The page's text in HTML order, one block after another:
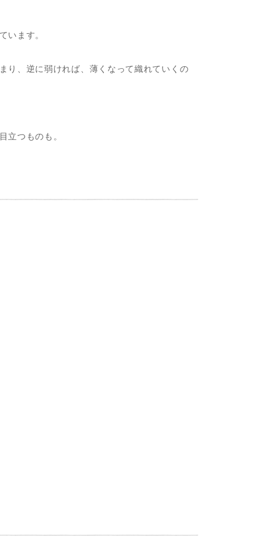
ます。
り、逆に弱ければ、薄くなって織れていくの
つものも。